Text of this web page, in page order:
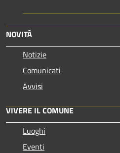
NOVITÀ
Notizie
Comunicati
Avvisi
VIVERE IL COMUNE
Luoghi
Eventi